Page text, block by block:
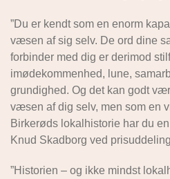
”Du er kendt som en enorm
væsen af sig selv. De ord dine
forbinder med dig er derimod
imødekommenhed, lune,
grundighed. Og det kan godt
væsen af dig selv, men som en
Birkerøds lokalhistorie har du
Knud Skadborg ved
”Historien – og ikke mindst